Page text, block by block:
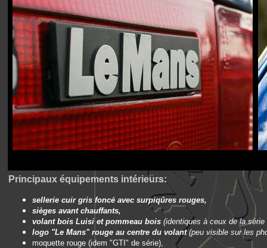
Principaux équipements intérieurs:
sellerie cuir gris foncé avec surpiqûres rouges,
sièges avant chauffants,
volant bois Luisi et pommeau bois (identiques à ceux de la
logo "Le Mans" rouge au centre du volant (peu visible sur les
moquette rouge (idem "GTI" de série),